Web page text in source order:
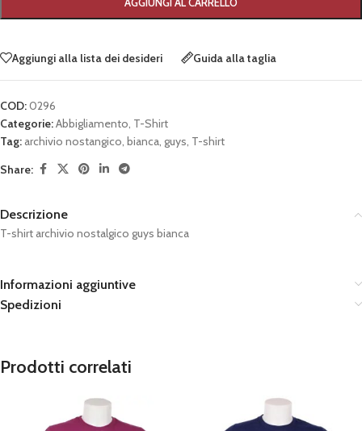
Aggiungi alla lista dei desideri Guida alla taglia
COD:0296
Categorie:Abbigliamento, T-Shirt
Tag: archivio nostangico, bianca, guys, T-shirt
Share:
Descrizione
T-shirt archivio nostalgico guys bianca
Informazioni aggiuntive
Spedizioni
Prodotti correlati